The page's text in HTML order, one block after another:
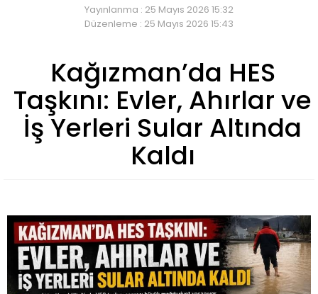
Yayınlanma : 25 Mayıs 2026 15:32
Düzenleme : 25 Mayıs 2026 15:43
Kağızman’da HES
Taşkını: Evler, Ahırlar ve
İş Yerleri Sular Altında
Kaldı